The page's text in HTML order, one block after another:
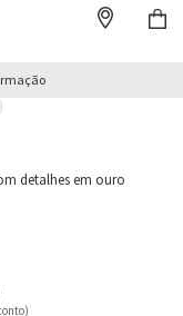
detalhes em ouro